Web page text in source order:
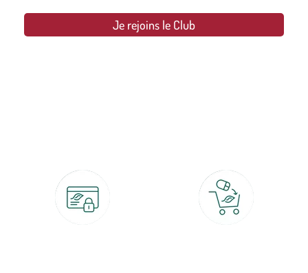
Je rejoins le Club